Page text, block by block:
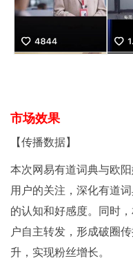
市场效果
【传播数据】
本次网易有道词典与欧
用户的关注，深化有道
的认知和好感度。同时
户自主转发，形成破圈
升，实现粉丝增长。